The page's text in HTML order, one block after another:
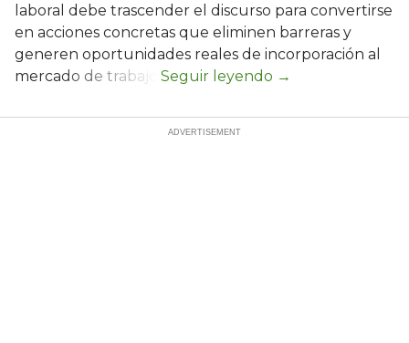
laboral debe trascender el discurso para convertirse
en acciones concretas que eliminen barreras y
generen oportunidades reales de incorporación al
mercado de trabajo.